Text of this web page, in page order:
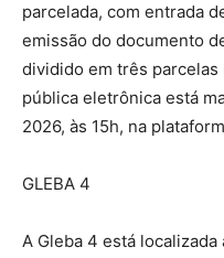
parcelada, com entrada
emissão do documento
dividido em três parcelas
pública eletrônica está
2026, às 15h, na
GLEBA 4
A Gleba 4 está